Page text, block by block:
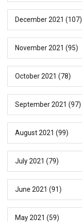
December 2021 (107)
November 2021 (95)
October 2021 (78)
September 2021 (97)
August 2021 (99)
July 2021 (79)
June 2021 (91)
May 2021 (59)